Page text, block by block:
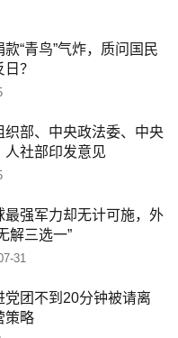
“青鸟”气炸，质问国民
？
织部、中央政法委、中央
人社部印发意见
最强军力却无计可施，外
解三选一”
31
党团不到20分钟被请离
策略